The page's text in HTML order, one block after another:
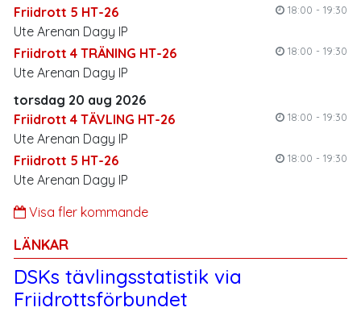
Friidrott 5 HT-26
18:00 - 19:30
Ute Arenan Dagy IP
Friidrott 4 TRÄNING HT-26
18:00 - 19:30
Ute Arenan Dagy IP
torsdag 20 aug 2026
Friidrott 4 TÄVLING HT-26
18:00 - 19:30
Ute Arenan Dagy IP
Friidrott 5 HT-26
18:00 - 19:30
Ute Arenan Dagy IP
Visa fler kommande
LÄNKAR
DSKs tävlingsstatistik via
Friidrottsförbundet